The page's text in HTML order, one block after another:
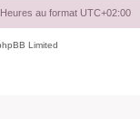
Heures au format UTC+02:00
Limited